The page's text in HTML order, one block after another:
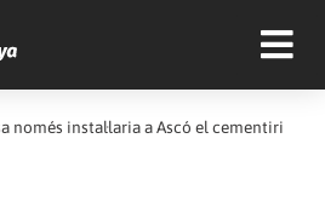
només instal·laria a Ascó el cementiri